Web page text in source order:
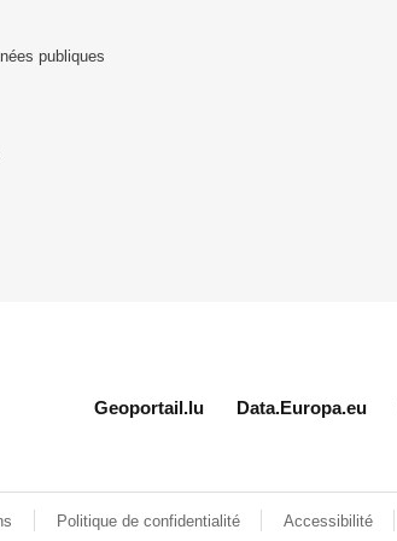
publiques
Geoportail.lu Data.Europa.eu
Politique de confidentialité Accessibilité